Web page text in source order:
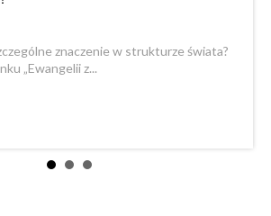
znaczenie w strukturze świata?
„Ewangelii z...